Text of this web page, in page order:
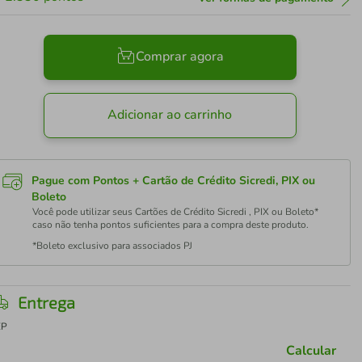
Comprar agora
Adicionar ao carrinho
Pague com Pontos + Cartão de Crédito Sicredi, PIX ou
Boleto
Você pode utilizar seus Cartões de Crédito Sicredi , PIX ou Boleto*
caso não tenha pontos suficientes para a compra deste produto.
*Boleto exclusivo para associados PJ
Entrega
Calcular